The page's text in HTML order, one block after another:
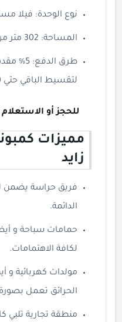
نوع الوحدة: فيلا
المساحة: 302 متر مربع.
طرق
لتقسيط الباقي حتي 10 سنوات بدون أي فوائد.
للحجز أو
مميزات
زايد
فريق حراسة يضمن
الدائمة.
حمامات سباحة و
لكافة الاهتمامات.
مولدات كهربائية و
الحرائق تعمل
منطقة تجارية تلبي